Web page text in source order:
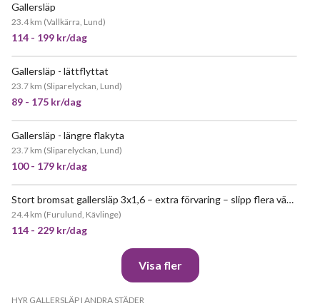
Gallersläp
23.4 km (Vallkärra, Lund)
114 - 199 kr/dag
Gallersläp - lättflyttat
23.7 km (Sliparelyckan, Lund)
89 - 175 kr/dag
Gallersläp - längre flakyta
23.7 km (Sliparelyckan, Lund)
100 - 179 kr/dag
JÄTTEPOPULÄR Stort bromsat gallersläp 3x1,6 – extra förvaring – slipp flera vändor
24.4 km (Furulund, Kävlinge)
114 - 229 kr/dag
Visa fler
HYR GALLERSLÄP I ANDRA STÄDER